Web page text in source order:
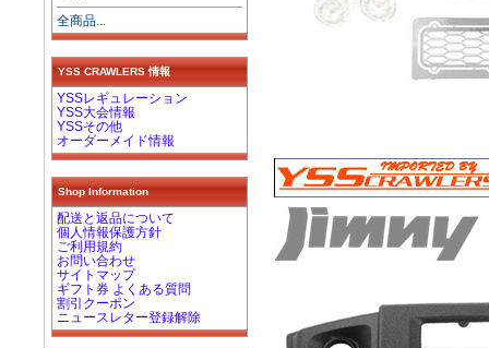
全商品...
YSS CRAWLERS 情報
YSSレギュレーション
YSS大会情報
YSSその他
オーダーメイド情報
Shop Information
配送と返品について
個人情報保護方針
ご利用規約
お問い合わせ
サイトマップ
ギフト券 よくある質問
割引クーポン
ニュースレター登録解除